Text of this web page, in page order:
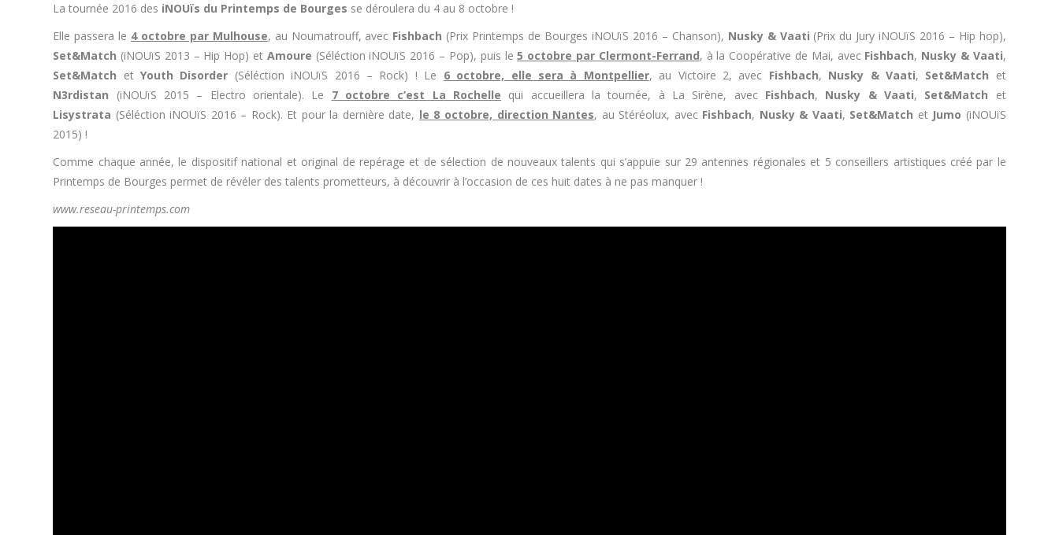
La tournée 2016 des iNOUïs du Printemps de Bourges se déroulera du 4 au 8 octobre !
Elle passera le 4 octobre par Mulhouse, au Noumatrouff, avec Fishbach (Prix Printemps de Bourges iNOUïS 2016 – Chanson), Nusky & Vaati (Prix du Jury iNOUïS 2016 – Hip hop),
Set&Match (iNOUïS 2013 – Hip Hop) et Amoure (Séléction iNOUïS 2016 – Pop), puis le5 octobre par Clermont-Ferrand, à la Coopérative de Mai, avec Fishbach, Nusky & Vaati,
Set&Match etYouth Disorder (Séléction iNOUïS 2016 – Rock) ! Le 6 octobre, elle sera à Montpellier, au Victoire 2, avec Fishbach, Nusky & Vaati, Set&Match et
N3rdistan (iNOUïS 2015 – Electro orientale). Le 7 octobre c’est La Rochelle qui accueillera la tournée, à La Sirène, avec Fishbach, Nusky & Vaati, Set&Match et
Lisystrata (Séléction iNOUïS 2016 – Rock). Et pour la dernière date, le 8 octobre, direction Nantes, au Stéréolux, avec Fishbach, Nusky & Vaati, Set&Match et Jumo (iNOUïS
2015) !
Comme chaque année, le dispositif national et original de repérage et de sélection de nouveaux talents qui s’appuie sur 29 antennes régionales et 5 conseillers artistiques créé par le
Printemps de Bourges permet de révéler des talents prometteurs, à découvrir à l’occasion de ces huit dates à ne pas manquer !
www.reseau-printemps.com